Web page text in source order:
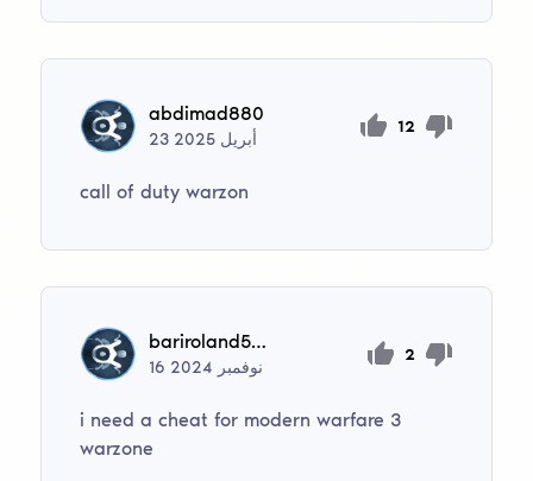
abdimad880
23 أبريل
12
call of duty warzon
bariroland588
16 نوفمبر
2
i need a cheat for modern warfare 3
warzone